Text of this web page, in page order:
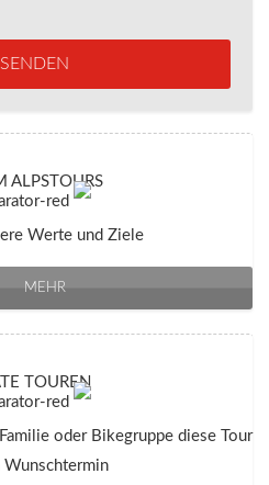
SENDEN
ALPSTOURS
Werte und Ziele
MEHR
TOUREN
oder Bikegruppe diese Tour
Wunschtermin